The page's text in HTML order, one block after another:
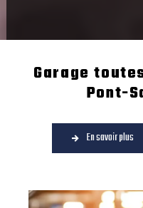
Garage
Pont-
En savoir plus